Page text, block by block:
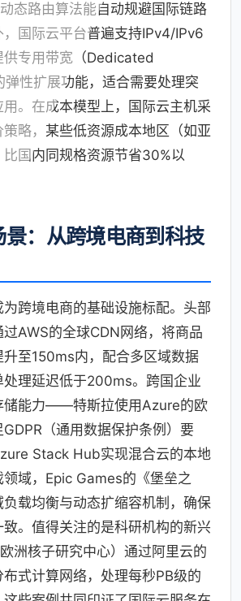
态路由算法能自动规避国际链路
国际云平台普遍支持IPv4/IPv6
供专用带宽（Dedicated
性扩展功能，适合需要处理突
。在成本模型上，国际云主机采
略，某些低资源成本地区（如亚
比国内同规格资源节省30%以
：从跨境电商到科技
为跨境电商的基础设施标配。头部
AWS的全球CDN网络，将商品
升至150ms内，配合多区域数据
处理延迟低于200ms。跨国企业
储能力——特斯拉使用Azure的欧
（通用数据保护条例）要
Stack Hub实现混合云的本地
域，Epic Games的《堡垒之
载均衡与动态扩缩容机制，确保
。值得关注的是科研机构的新兴
洲核子研究中心）通过阿里云的
布式计算网络，处理每秒PB级的